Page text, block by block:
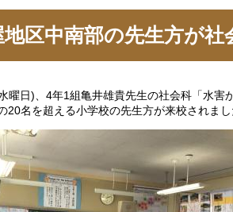
地区中南部の先生方が
曜日)、4年1組亀井雄貴先生の社会科「水害
20名を超える小学校の先生方が来校されまし